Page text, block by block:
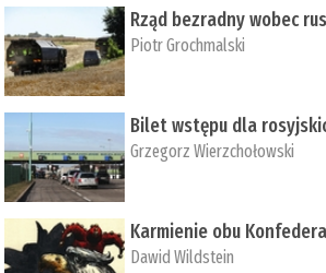
Rząd bezradny wobec
Piotr Grochmalski
Bilet wstępu dla
Grzegorz Wierzchołowski
Karmienie obu
Dawid Wildstein